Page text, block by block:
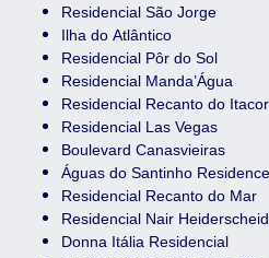
Residencial São Jorge
Ilha do Atlântico
Residencial Pôr do Sol
Residencial Manda’Água
Residencial Recanto do
Residencial Las Vegas
Boulevard Canasvieiras
Águas do Santinho Residence
Residencial Recanto do Mar
Residencial Nair
Donna Itália Residencial